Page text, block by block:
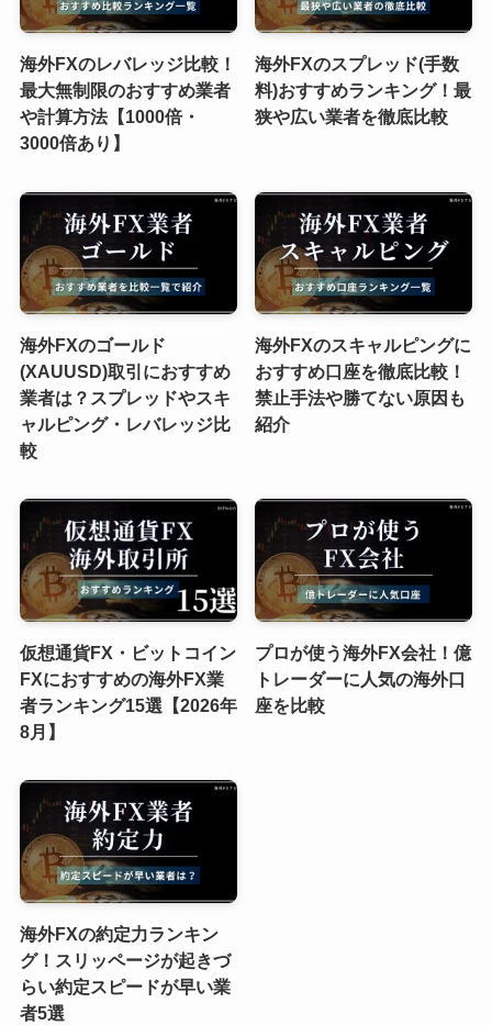
海外FXのレバレッジ比較！
最大無制限のおすすめ業者
や計算方法【1000倍・
3000倍あり】
海外FXのスプレッド(手数
料)おすすめランキング！最
狭や広い業者を徹底比較
海外FXのゴールド
(XAUUSD)取引におすすめ
業者は？スプレッドやスキ
ャルピング・レバレッジ比
較
海外FXのスキャルピングに
おすすめ口座を徹底比較！
禁止手法や勝てない原因も
紹介
仮想通貨FX・ビットコイン
FXにおすすめの海外FX業
者ランキング15選【2026年
8月】
プロが使う海外FX会社！億
トレーダーに人気の海外口
座を比較
海外FXの約定力ランキン
グ！スリッページが起きづ
らい約定スピードが早い業
者5選